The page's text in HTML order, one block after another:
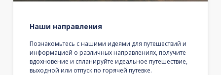
Наши направления
Познакомьтесь с нашими идеями для путешествий и
информацией о различных направлениях, получите
вдохновение и спланируйте идеальное путешествие,
выходной или отпуск по горячей путевке.